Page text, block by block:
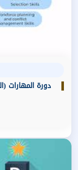
دورة المهارات